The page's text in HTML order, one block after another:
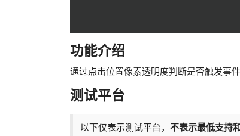
功能介绍
通过点击位置像素透明度判断是否触发事
测试平台
以下仅表示测试平台， 不表示最低支持